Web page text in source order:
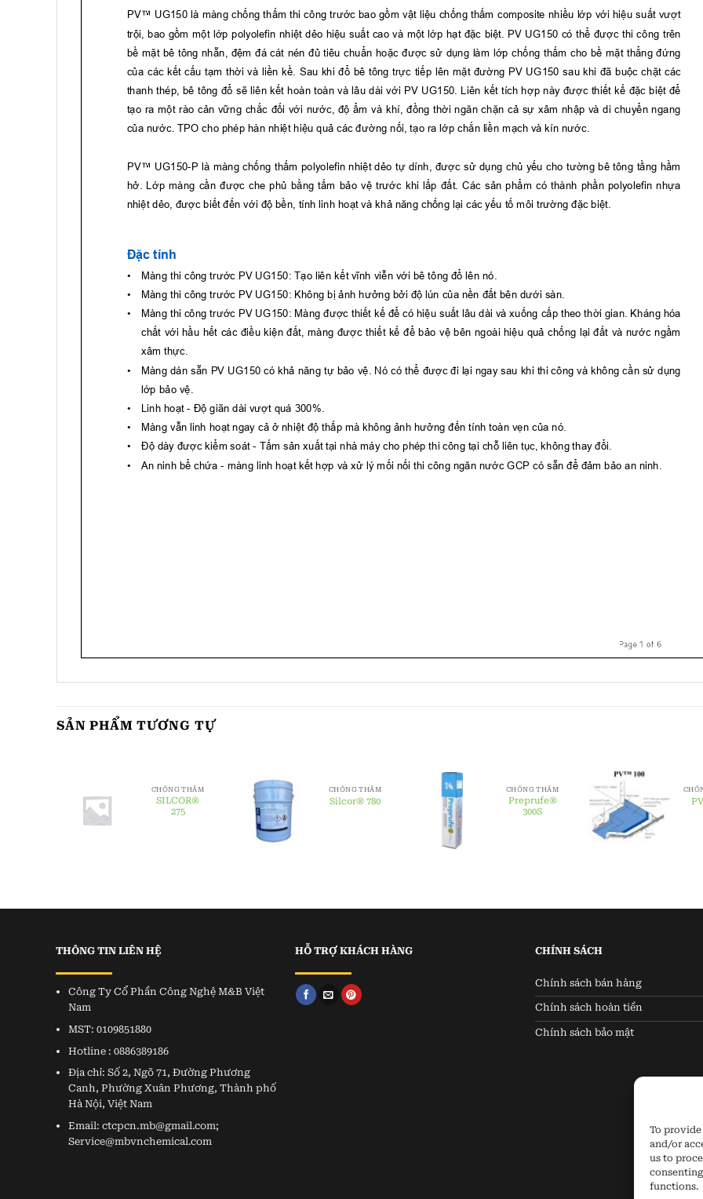
To
and/or
us to
functions.
SẢN PHẨM TƯƠNG TỰ
CHỐNG THẤM
SILCOR®
275
CHỐNG THẤM
Silcor® 780
CHỐNG THẤM
Preprufe®
300S
THÔNG TIN LIÊN HỆ
Công Ty Cổ Phần Công Nghệ M&B Việt
Nam
MST: 0109851880
Hotline : 0886389186
Địa chỉ: Số 2, Ngõ 71, Đường Phương
Canh, Phường Xuân Phương, Thành phố
Hà Nội, Việt Nam
Email: ctcpcn.mb@gmail.com;
Service@mbvnchemical.com
HỖ TRỢ KHÁCH HÀNG CHÍNH SÁCH
Chính sách bán hàng
Chính sách hoàn tiền
Chính sách bảo mật